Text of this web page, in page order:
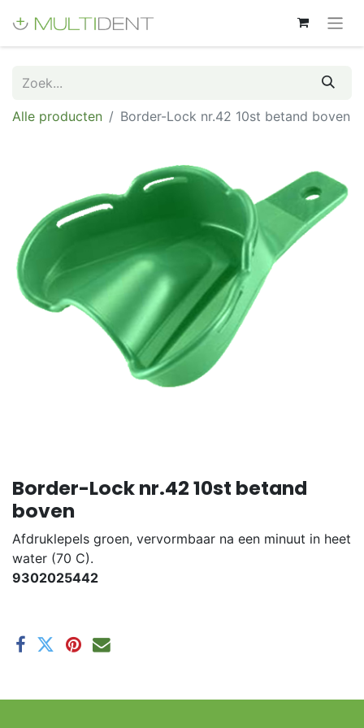
Alle producten Border-Lock nr.42 10st betand boven
Border-Lock nr.42 10st betand
boven
Afdruklepels groen, vervormbaar na een minuut in heet
water (70 C).
9302025442